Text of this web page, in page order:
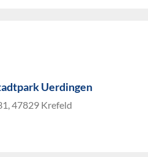
Uerdingen
47829 Krefeld